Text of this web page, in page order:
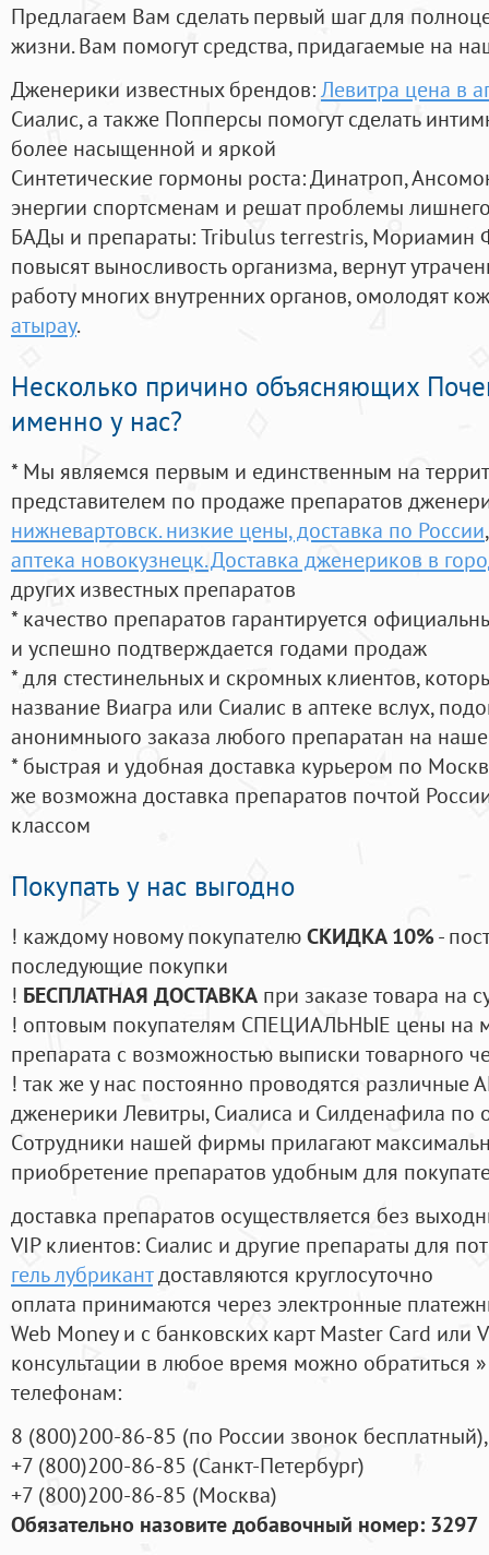
Предлагаем Вам сделать первый шаг для
жизни. Вам помогут средства, придагаемые на
Дженерики известных брендов:Левитра цена в
Сиалис, а также Попперсы помогут сделать
более насыщенной и яркой
Синтетические гормоны роста: Динатроп,
энергии спортсменам и решат проблемы
БАДы и препараты:Tribulus terrestris, Мориамин
повысят выносливость организма, вернут
работу многих внутренних органов, омолодят
атырау.
Несколько причино объясняющих
именно у нас?
* Мы являемся первым и единственным на
представителем по продаже препаратов
нижневартовск. низкие цены, доставка по России
аптека новокузнецк. Доставка дженериков в
других известных препаратов
* качество препаратов гарантируется
и успешно подтверждается годами продаж
* для стестинельных и скромных клиентов,
название Виагра или Сиалис в аптеке вслух,
анонимныого заказа любого препаратан на
* быстрая и удобная доставка курьером по
же возможна доставка препаратов почтой
классом
Покупать у нас выгодно
! каждому новому покупателюСКИДКА 10%-
последующие покупки
! БЕСПЛАТНАЯ ДОСТАВКА при заказе товара на
! оптовым покупателям СПЕЦИАЛЬНЫЕ цены на
препарата с возможностью выписки товарного
! так же у нас постоянно проводятся
дженерики Левитры, Сиалиса и Силденафила по
Cотрудники нашей фирмы прилагают
приобретение препаратов удобным для
доставка препаратов осуществляется без
VIP клиентов: Сиалис и другие препараты для
гель лубрикантдоставляются круглосуточно
оплата принимаются через электронные
Web Money и с банковских карт Master Card или
консультации в любое время можно обратиться
телефонам:
8 (800)200-86-85 (по России звонок бесплатный),
+7 (800)200-86-85 (Санкт-Петербург)
+7 (800)200-86-85 (Москва)
Обязательно назовите добавочный номер: 3297